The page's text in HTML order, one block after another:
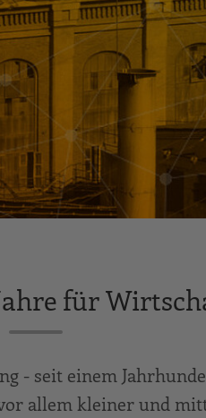
für
- seit einem
allem kleiner und